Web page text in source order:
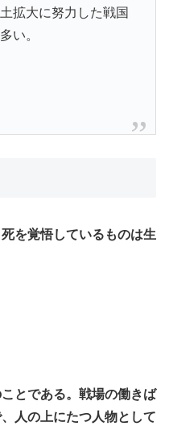
拡大に努力した戦国
い。
を覚悟しているものは生
とである。戦場の働きば
人の上にたつ人物として